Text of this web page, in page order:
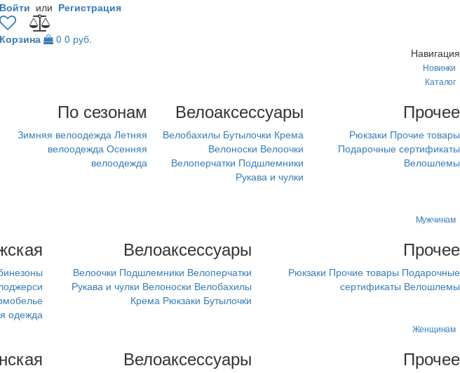
Войти или Регистрация
Корзина 0 0 руб.
Навигация
Новинки
Каталог
По сезонам
Зимняя велоодежда Летняя
велоодежда Осенняя
велоодежда
Велоаксессуары
Велобахилы Бутылочки Крема
Велоноски Велоочки
Велоперчатки Подшлемники
Рукава и чулки
Прочее
Рюкзаки Прочие товары
Подарочные сертификаты
Велошлемы
Мужчинам
одежда
Велоаксессуары
Велоочки Подшлемники Велоперчатки
Рукава и чулки Велоноски Велобахилы
Крема Рюкзаки Бутылочки
Прочее
Рюкзаки Прочие товары Подарочные
сертификаты Велошлемы
Женщинам
Велоаксессуары Прочее